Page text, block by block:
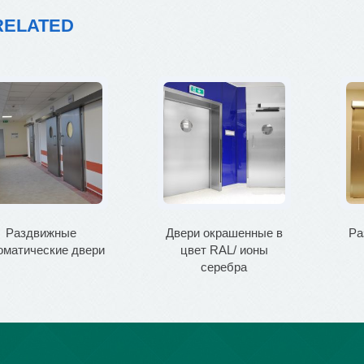
окрашенныe в
RAL/ ионы
Раздвижные двери в
комнаты RTG